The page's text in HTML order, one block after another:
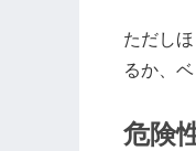
ただし
るか、
危険